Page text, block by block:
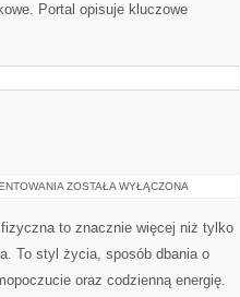
Portal opisuje kluczowe
LIFESTYLE
ZOSTAŁA WYŁĄCZONA
to znacznie więcej niż tylko
To styl życia, sposób dbania o
oraz codzienną energię.